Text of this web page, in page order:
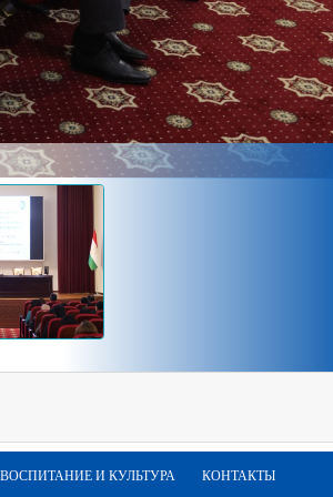
ВОСПИТАНИЕ И КУЛЬТУРА КОНТАКТЫ